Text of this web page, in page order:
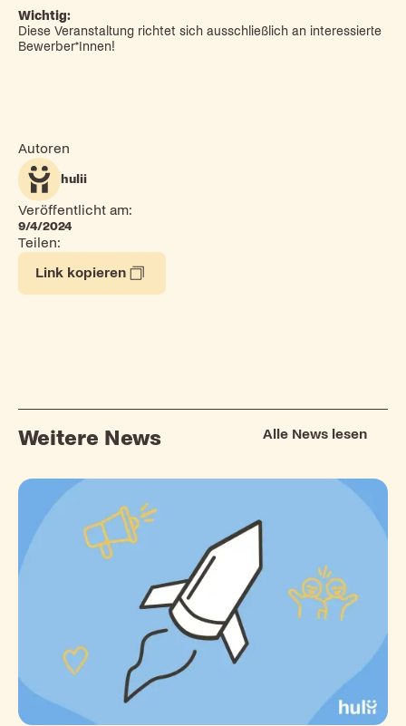
Autoren
hulii
Veröffentlicht am:
9/4/2024
Teilen:
Link kopieren
Wichtig:
Diese Veranstaltung richtet sich ausschließlich an interessierte
Bewerber*Innen!
Weitere News Alle News lesen